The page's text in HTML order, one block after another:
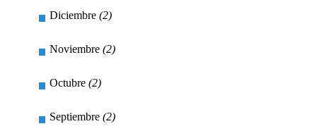
Diciembre (2)
Noviembre (2)
Octubre (2)
Septiembre (2)